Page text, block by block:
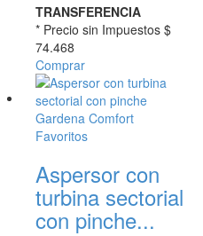
TRANSFERENCIA
* Precio sin Impuestos $
74.468
Comprar
Favoritos
Aspersor con
turbina sectorial
con pinche...